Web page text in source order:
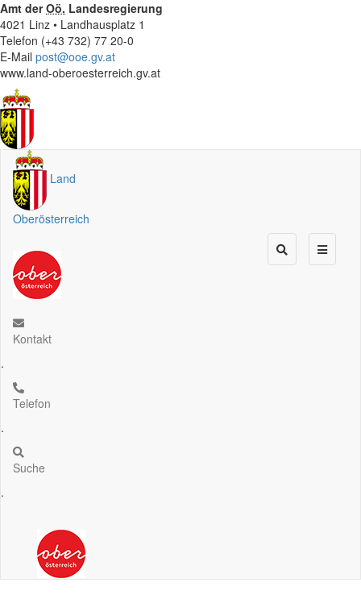
Amt derOö. Landesregierung
4021 Linz • Landhausplatz 1
Telefon (+43 732) 77 20-0
E-Mail post@ooe.gv.at
www.land-oberoesterreich.gv.at
Land
Oberösterreich
Kontakt
.
Telefon
.
Suche
.